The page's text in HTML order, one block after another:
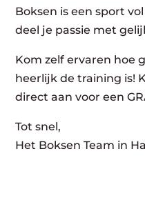
Boksen is een sport
deel je passie met
Kom zelf ervaren hoe
heerlijk de training is!
direct aan voor een
Tot snel,
Het Boksen Team in